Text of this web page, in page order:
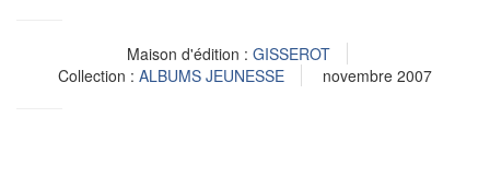
Maison d'édition : GISSEROT
Collection : ALBUMS JEUNESSE novembre 2007